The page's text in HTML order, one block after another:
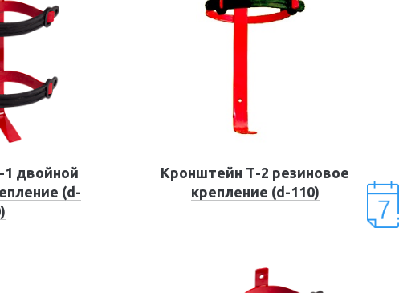
двойной
(d-
Кронштейн Т-2 резиновое
крепление (d-110)